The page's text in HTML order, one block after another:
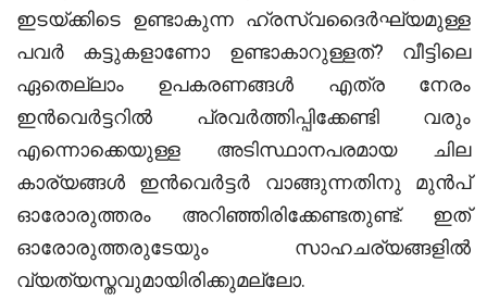
ഇടയ്ക്കിടെ ഉണ്ടാകുന്ന ഹ്രസ്വദൈർഘ്യമുള്ള
പവർ കട്ടുകളാണോ ഉണ്ടാകാറുള്ളത്? വീട്ടിലെ
ഏതെല്ലാം ഉപകരണങ്ങൾ എത്ര നേരം
ഇൻവെർട്ടറിൽ പ്രവർത്തിപ്പിക്കേണ്ടി വരും
എന്നൊക്കെയുള്ള അടിസ്ഥാനപരമായ ചില
കാര്യങ്ങൾ ഇൻവെർട്ടർ വാങ്ങുന്നതിനു മുൻപ്
ഓരോരുത്തരം അറിഞ്ഞിരിക്കേണ്ടതുണ്ട്. ഇത്
ഓരോരുത്തരുടേയും സാഹചര്യങ്ങളിൽ
വ്യത്യസ്തവുമായിരിക്കുമല്ലോ.